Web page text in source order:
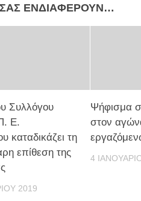
ΣΑΣ ΕΝΔΙΑΦΈΡΟΥΝ…
Συλλόγου
Ε.
καταδικάζει τη
επίθεση της
2019
Ψήφισμα
στον
4